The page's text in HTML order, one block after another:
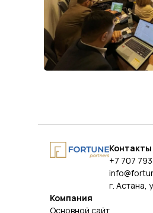
Контакты
+7 707 793
г. Астана,
Компания
Основной сайт